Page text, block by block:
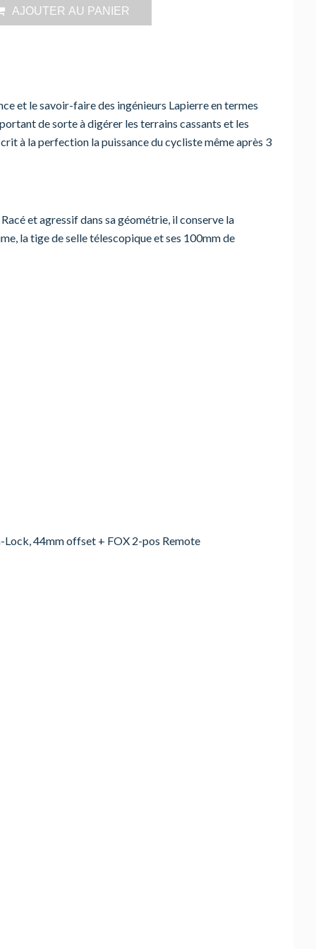
AJOUTER AU PANIER
et le savoir-faire des ingénieurs Lapierre en termes
de sorte à digérer les terrains cassants et les
à la perfection la puissance du cycliste même après 3
et agressif dans sa géométrie, il conserve la
la tige de selle télescopique et ses 100mm de
Lock, 44mm offset + FOX 2-pos Remote